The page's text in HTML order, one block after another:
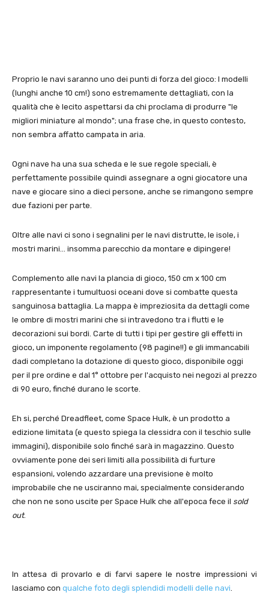
Proprio le navi saranno uno dei punti di forza del gioco: I modelli
(lunghi anche 10 cm!) sono estremamente dettagliati, con la
qualità che è lecito aspettarsi da chi proclama di produrre "le
migliori miniature al mondo"; una frase che, in questo contesto,
non sembra affatto campata in aria.
Ogni nave ha una sua scheda e le sue regole speciali, è
perfettamente possibile quindi assegnare a ogni giocatore una
nave e giocare sino a dieci persone, anche se rimangono sempre
due fazioni per parte.
Oltre alle navi ci sono i segnalini per le navi distrutte, le isole, i
mostri marini… insomma parecchio da montare e dipingere!
Complemento alle navi la plancia di gioco, 150 cm x 100 cm
rappresentante i tumultuosi oceani dove si combatte questa
sanguinosa battaglia. La mappa è impreziosita da dettagli come
le ombre di mostri marini che si intravedono tra i flutti e le
decorazioni sui bordi. Carte di tutti i tipi per gestire gli effetti in
gioco, un imponente regolamento (98 pagine!!) e gli immancabili
dadi completano la dotazione di questo gioco, disponibile oggi
per il pre ordine e dal 1° ottobre per l'acquisto nei negozi al prezzo
di 90 euro, finché durano le scorte.
Eh si, perché Dreadfleet, come Space Hulk, è un prodotto a
edizione limitata (e questo spiega la clessidra con il teschio sulle
immagini), disponibile solo finché sarà in magazzino. Questo
ovviamente pone dei seri limiti alla possibilità di furture
espansioni, volendo azzardare una previsione è molto
improbabile che ne usciranno mai, specialmente considerando
che non ne sono uscite per Space Hulk che all'epoca fece il sold
out.
In attesa di provarlo e di farvi sapere le nostre impressioni vi
lasciamo con qualche foto degli splendidi modelli delle navi